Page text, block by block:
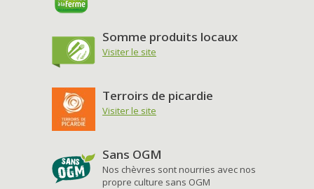
Somme produits locaux
Visiter le site
Terroirs de picardie
Visiter le site
Sans OGM
Nos chèvres sont nourries avec nos
propre culture sans OGM